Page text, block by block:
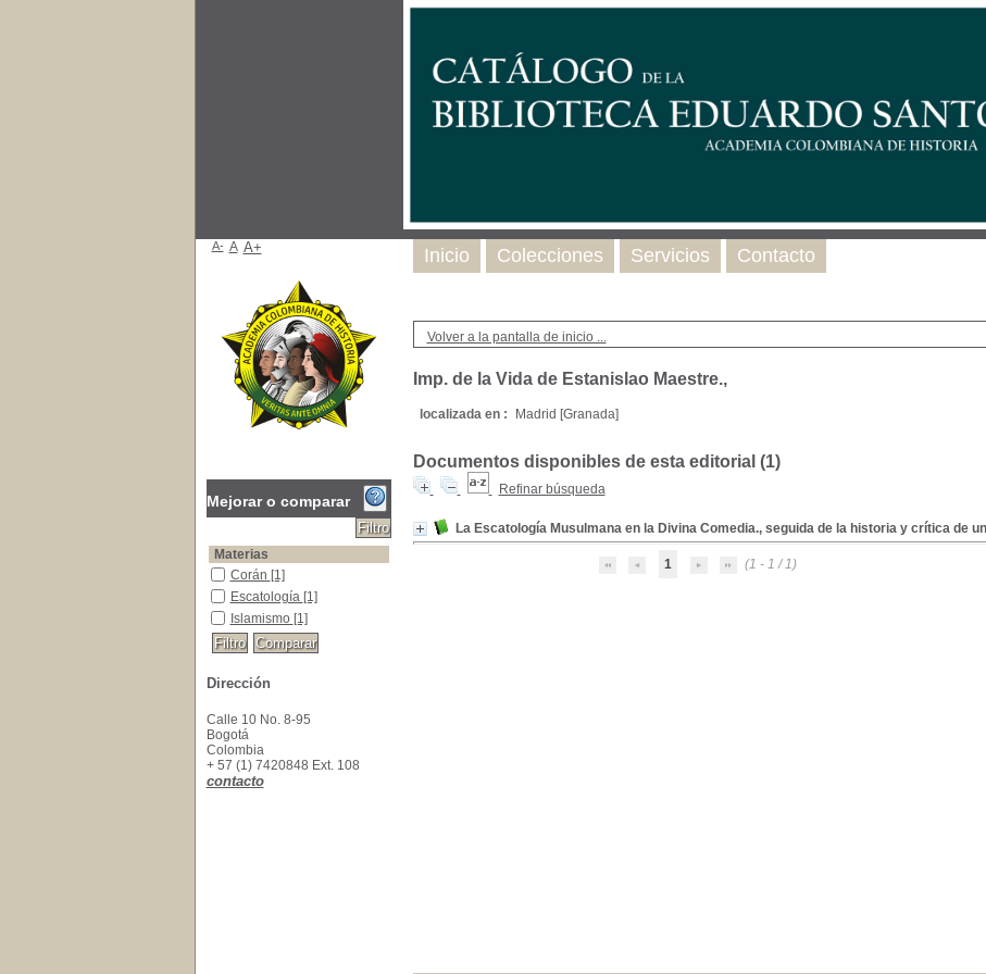
Volver a la pantalla de inicio ...
Imp. de la Vida de Estanislao Maestre.,
localizada en : Madrid [Granada]
Documentos disponibles de esta editorial (1)
Refinar búsqueda
La Escatología Musulmana en la Divina Comedia., seguida de la historia y crítica de
1 (1 - 1 / 1)
Inicio Colecciones Servicios Contacto
A- A A+
Mejorar o comparar
Materias
CoránCorán [1]
Escatología
Escatología [1]
Islamismo
Islamismo [1]
Dirección
Calle 10 No. 8-95
Bogotá
Colombia
+ 57 (1) 7420848 Ext. 108
contacto